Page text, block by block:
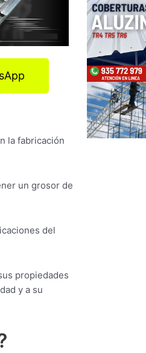
la fabricación
un grosor de
del
propiedades
y a su